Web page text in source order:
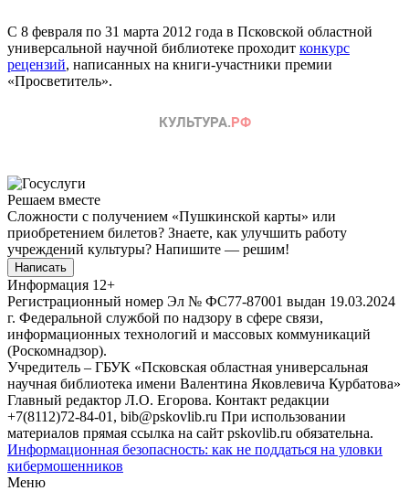
С 8 февраля по 31 марта 2012 года в Псковской областной
универсальной научной библиотеке проходит конкурс
рецензий, написанных на книги-участники премии
«Просветитель».
Решаем вместе
Сложности с получением «Пушкинской карты» или
приобретением билетов? Знаете, как улучшить работу
учреждений культуры? Напишите — решим!
Написать
Информация 12+
Регистрационный номер Эл № ФС77-87001 выдан 19.03.2024
г. Федеральной службой по надзору в сфере связи,
информационных технологий и массовых коммуникаций
(Роскомнадзор).
Учредитель – ГБУК «Псковская областная универсальная
научная библиотека имени Валентина Яковлевича Курбатова»
Главный редактор Л.О. Егорова. Контакт редакции
+7(8112)72-84-01, bib@pskovlib.ru При использовании
материалов прямая ссылка на сайт pskovlib.ru обязательна.
Информационная безопасность: как не поддаться на уловки
кибермошенников
Меню